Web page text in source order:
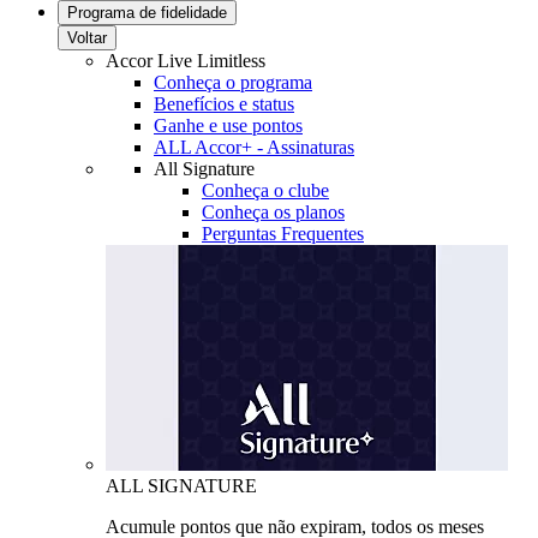
Programa de fidelidade
Voltar
Accor Live Limitless
Conheça o programa
Benefícios e status
Ganhe e use pontos
ALL Accor+ - Assinaturas
All Signature
Conheça o clube
Conheça os planos
Perguntas Frequentes
ALL SIGNATURE
Acumule pontos que não expiram, todos os meses